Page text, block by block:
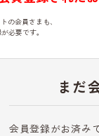
の会員さまも、
必要です。
まだ
会員登録がお済み